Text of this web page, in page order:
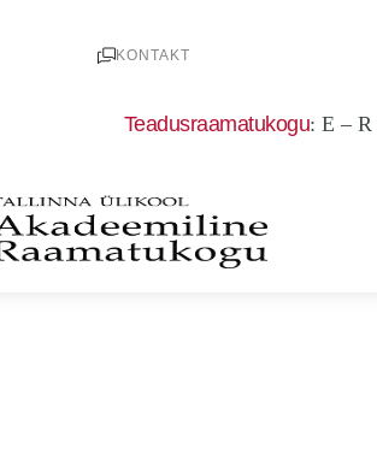
KONTAKT
Teadusraamatukogu: E – R